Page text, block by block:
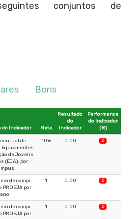
conjuntos de
Bons
do Indicador Meta
Resultado
do
Indicador
Performance
do Indicador
(%)
de
Equivalentes
de Jovens
(EJA), por
10% 0.00 0
de campi
PROEJA por
ano
1 0.00 0
de campi
PROEJA por
1 0.00 0